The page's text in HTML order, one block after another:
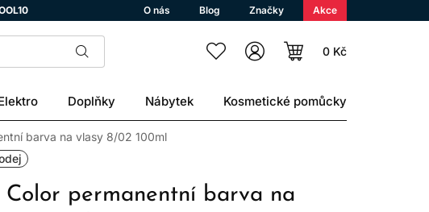
O nás Blog Značky Akce
0 Kč
Doplňky Nábytek Kosmetické pomůcky
barva na vlasy 8/02 100ml
Color permanentní barva na